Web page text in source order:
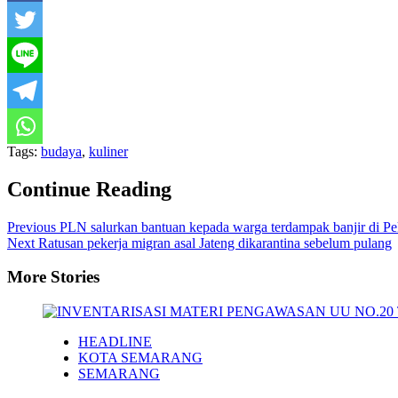
Tags: budaya, kuliner
Continue Reading
Previous PLN salurkan bantuan kepada warga terdampak banjir di
Next Ratusan pekerja migran asal Jateng dikarantina sebelum pulang
More Stories
HEADLINE
KOTA SEMARANG
SEMARANG